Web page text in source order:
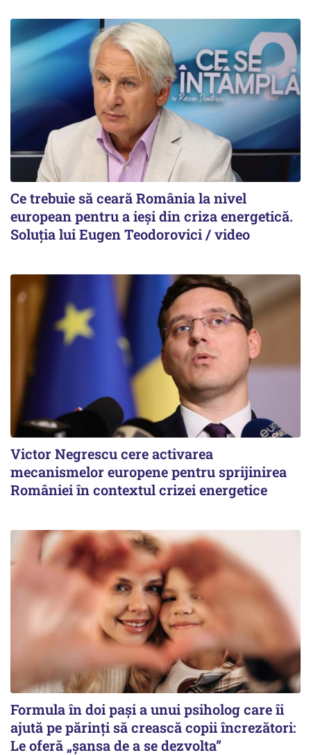
Ce trebuie să ceară România la nivel
european pentru a ieși din criza energetică.
Soluția lui Eugen Teodorovici / video
Victor Negrescu cere activarea
mecanismelor europene pentru sprijinirea
României în contextul crizei energetice
Formula în doi pași a unui psiholog care îi
ajută pe părinți să crească copii încrezători:
Le oferă „șansa de a se dezvolta”